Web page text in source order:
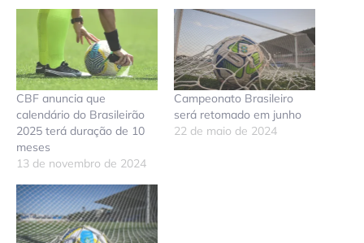
CBF anuncia que
calendário do Brasileirão
2025 terá duração de 10
meses
13 de novembro de 2024
Campeonato Brasileiro
será retomado em junho
22 de maio de 2024